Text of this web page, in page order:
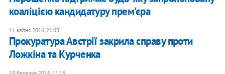
коаліцією кандидатуру прем'єра
11 квітня 2016, 21:03
Прокуратура Австрії закрила справу проти
Ложкіна та Курченка